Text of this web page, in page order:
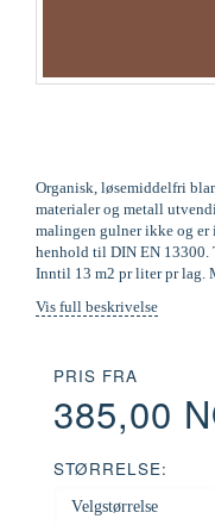
Organisk, løsemiddelfri
materialer og metall
malingen gulner ikke og er
henhold til DIN EN
Inntil 13 m2 pr liter pr lag.
Vis full beskrivelse
PRIS FRA
385,00
STØRRELSE: